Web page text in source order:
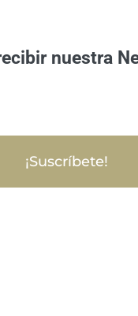
nuestra
¡Suscríbete!